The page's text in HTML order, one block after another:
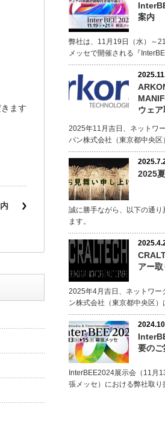
ます
案内
弊社は、11月19日（水）～
メッセで開催される『
ウェ
2025年11月吉日、ネットワ
パン株式会社（東京都中央区
2025
誠に勝手ながら、以下の通
ます。
アー
2025年4月吉日、ネットワー
ン株式会社（東京都中央区）
要のご
InterBEE2024展示会（11月
張メッセ）における弊社取り